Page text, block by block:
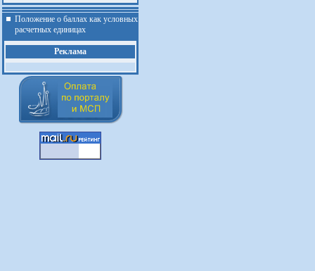
Положение о баллах как условных
расчетных единицах
Реклама